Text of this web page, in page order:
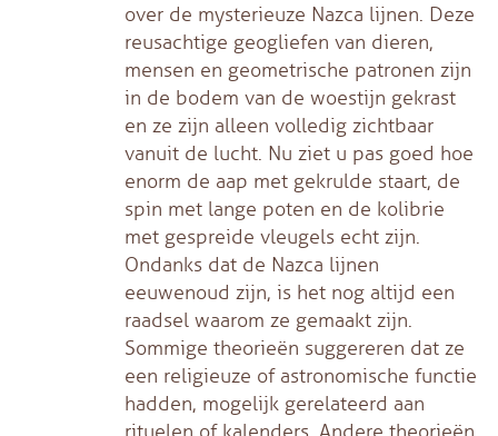
over de mysterieuze Nazca lijnen. Deze
reusachtige geogliefen van dieren,
mensen en geometrische patronen zijn
in de bodem van de woestijn gekrast
en ze zijn alleen volledig zichtbaar
vanuit de lucht. Nu ziet u pas goed hoe
enorm de aap met gekrulde staart, de
spin met lange poten en de kolibrie
met gespreide vleugels echt zijn.
Ondanks dat de Nazca lijnen
eeuwenoud zijn, is het nog altijd een
raadsel waarom ze gemaakt zijn.
Sommige theorieën suggereren dat ze
een religieuze of astronomische functie
hadden, mogelijk gerelateerd aan